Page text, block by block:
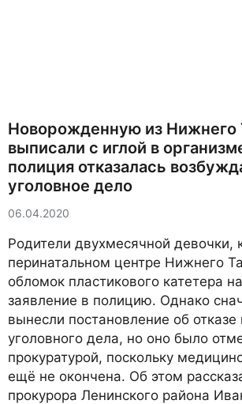
Новорожденную из Нижнего
выписали с иглой в
полиция отказалась
уголовное дело
06.04.2020
Родители двухмесячной девочки,
перинатальном центре Нижнего
обломок пластикового катетера
заявление в полицию. Однако
вынесли постановление об
уголовного дела, но оно было
прокуратурой, поскольку
ещё не окончена. Об этом
прокурора Ленинского района